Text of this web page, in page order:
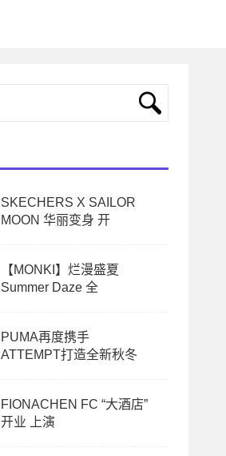
SKECHERS X SAILOR
MOON 华丽变身 开
【MONKI】烂漫盛夏
Summer Daze 全
PUMA再度携手
ATTEMPT打造全新秋冬
FIONACHEN FC “大酒店”
开业 上演